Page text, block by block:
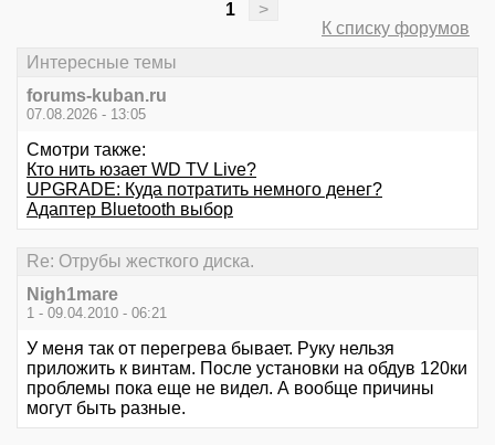
1
>
К списку форумов
Интересные темы
forums-kuban.ru
07.08.2026 - 13:05
Смотри также:
Кто нить юзает WD TV Live?
UPGRADE: Куда потратить немного денег?
Адаптер Bluetooth выбор
Re: Отрубы жесткого диска.
Nigh1mare
1 - 09.04.2010 - 06:21
У меня так от перегрева бывает. Руку нельзя
приложить к винтам. После установки на обдув 120ки
проблемы пока еще не видел. А вообще причины
могут быть разные.